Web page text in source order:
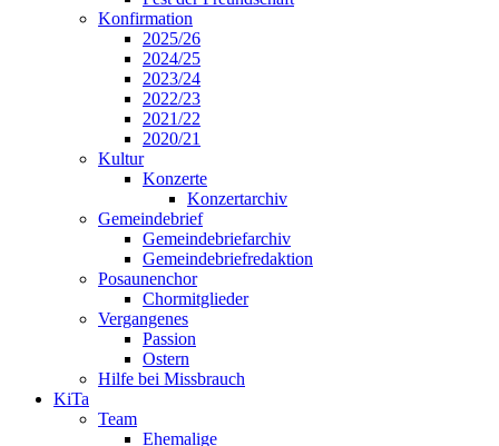
Konfirmation
2025/26
2024/25
2023/24
2022/23
2021/22
2020/21
Kultur
Konzerte
Konzertarchiv
Gemeindebrief
Gemeindebriefarchiv
Gemeindebriefredaktion
Posaunenchor
Chormitglieder
Vergangenes
Passion
Ostern
Hilfe bei Missbrauch
KiTa
Team
Ehemalige